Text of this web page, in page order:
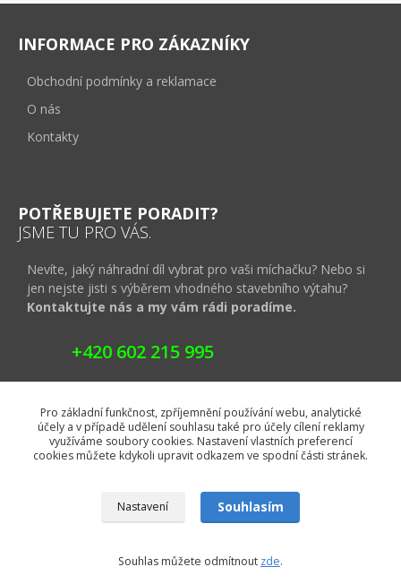
INFORMACE PRO ZÁKAZNÍKY
Obchodní podmínky a reklamace
O nás
Kontakty
POTŘEBUJETE PORADIT?
JSME TU PRO VÁS.
Nevíte, jaký náhradní díl vybrat pro vaši míchačku? Nebo si
jen nejste jisti s výběrem vhodného stavebního výtahu?
Kontaktujte nás a my vám rádi poradíme.
+420 602 215 995
info@abaservice.cz
Pro základní funkčnost, zpříjemnění používání webu, analytické
účely a v případě udělení souhlasu také pro účely cílení reklamy
využíváme soubory cookies. Nastavení vlastních preferencí
cookies můžete kdykoli upravit odkazem ve spodní části stránek.
Nastavení Souhlasím
Souhlas můžete odmítnout zde.